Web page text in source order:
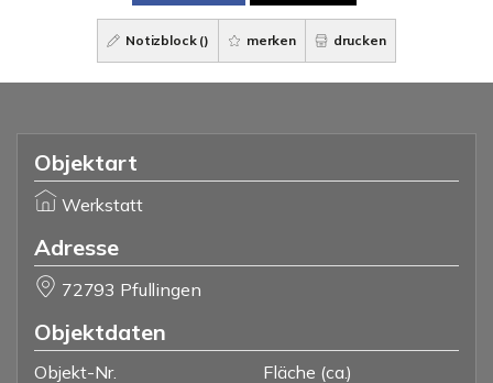
Notizblock () merken drucken
Objektart
Werkstatt
Adresse
72793 Pfullingen
Objektdaten
Objekt-Nr.
Fläche (ca.)